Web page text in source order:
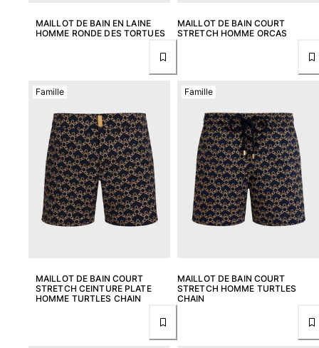
MAILLOT DE BAIN EN LAINE
HOMME RONDE DES TORTUES
MAILLOT DE BAIN COURT
STRETCH HOMME ORCAS
MAILLOT DE BAIN COURT
STRETCH CEINTURE PLATE
HOMME TURTLES CHAIN
Famille
MAILLOT DE BAIN COURT
STRETCH HOMME TURTLES
CHAIN
Famille